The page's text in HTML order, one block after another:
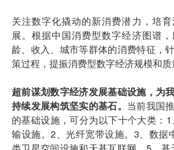
关注数字化撬动的新消费潜力，培
展。根据中国消费型数字经济图谱
龄、收入、城市等群体的消费特征，
策过程，提振消费型数字经济规模和质
超前谋划数字经济发展基础设施，为
持续发展构筑坚实的基石。 当前我国
的基础设施，可分为以下十个大类：
输设施。2、光纤宽带设施。3、数据